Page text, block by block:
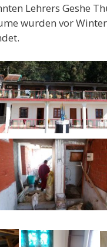
Lehrers Geshe
wurden vor